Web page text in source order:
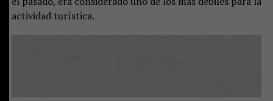
actividad turística.